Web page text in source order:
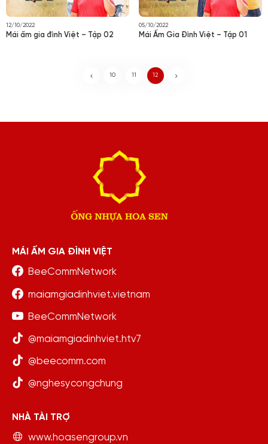
12/10/2022
Mái ấm gia đình Việt – Tập 02
05/10/2022
Mái Ấm Gia Đình Việt – Tập 01
10 11 12
MÁI ẤM GIA ĐÌNH VIỆT
BeeCommNetwork
maiamgiadinhviet.vietnam
BeeCommNetwork
@maiamgiadinhviet.htv7
@beecomm.com
@nghesycongchung
NHÀ TÀI TRỢ
www.hoasengroup.vn